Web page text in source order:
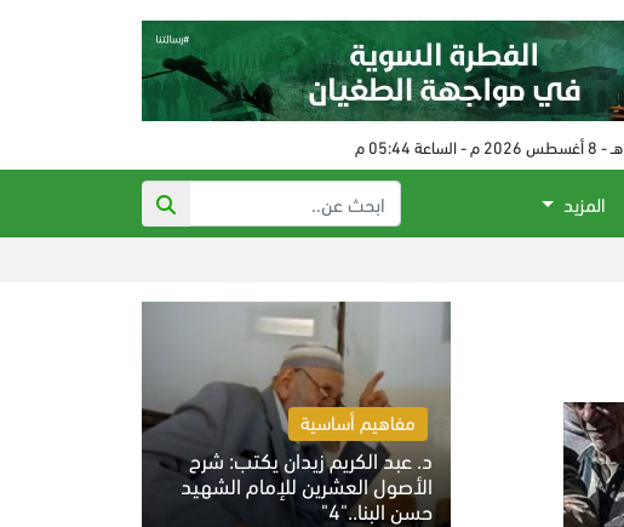
المزيد
مفاهيم أساسية
د. عبد الكريم زيدان يكتب: شرح
الأصول العشرين للإمام الشهيد
حسن البنا.."4"